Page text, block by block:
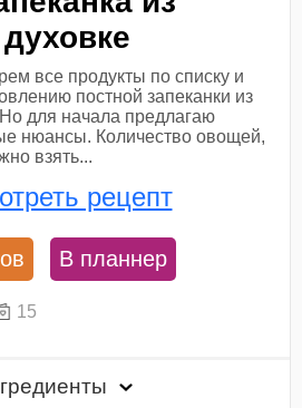
все продукты по списку и
постной запеканки из
для начала предлагаю
нюансы. Количество овощей,
взять...
рецепт
В планнер
15